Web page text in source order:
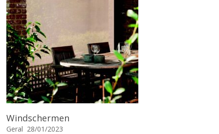
Windschermen
Geral 28/01/2023